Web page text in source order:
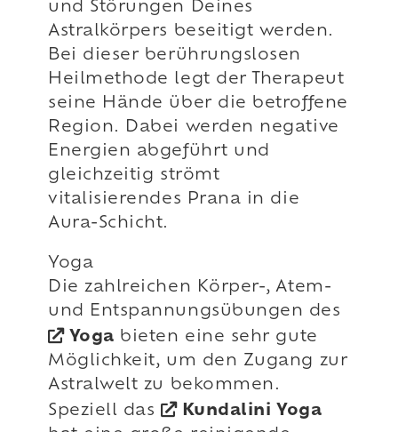
und Störungen Deines
Astralkörpers beseitigt werden.
Bei dieser berührungslosen
Heilmethode legt der Therapeut
seine Hände über die betroffene
Region. Dabei werden negative
Energien abgeführt und
gleichzeitig strömt
vitalisierendes Prana in die
Aura-Schicht.
Yoga
Die zahlreichen Körper-, Atem-
und Entspannungsübungen des
Yoga bieten eine sehr gute
Möglichkeit, um den Zugang zur
Astralwelt zu bekommen.
Speziell das
Kundalini Yoga